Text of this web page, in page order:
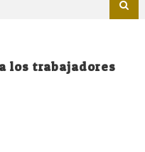
los trabajadores